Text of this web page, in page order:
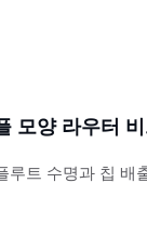
모양 라우터
루트 수명과 칩 배